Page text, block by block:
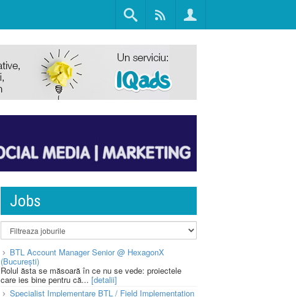
Jobs
BTL Account Manager Senior @ HexagonX
(București)
Rolul ăsta se măsoară în ce nu se vede: proiectele
care ies bine pentru că... [detalii]
Specialist Implementare BTL / Field Implementation